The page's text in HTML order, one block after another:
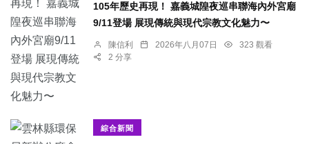
105年歷史再現！ 嘉義城隍夜巡串聯海內外宮廟
9/11登場 展現傳統與現代宗教文化魅力〜
陳信利 2026年八月07日
323 觀看
2 分享
綜合新聞